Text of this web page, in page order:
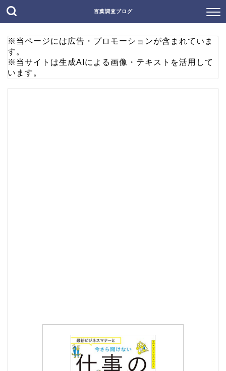
言葉調査ブログ
※当ページには広告・プロモーションが含まれていま
す。
※当サイトは生成AIによる画像・テキストを活用して
います。